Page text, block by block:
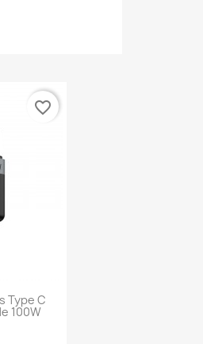
Type C
100W
favorite_border